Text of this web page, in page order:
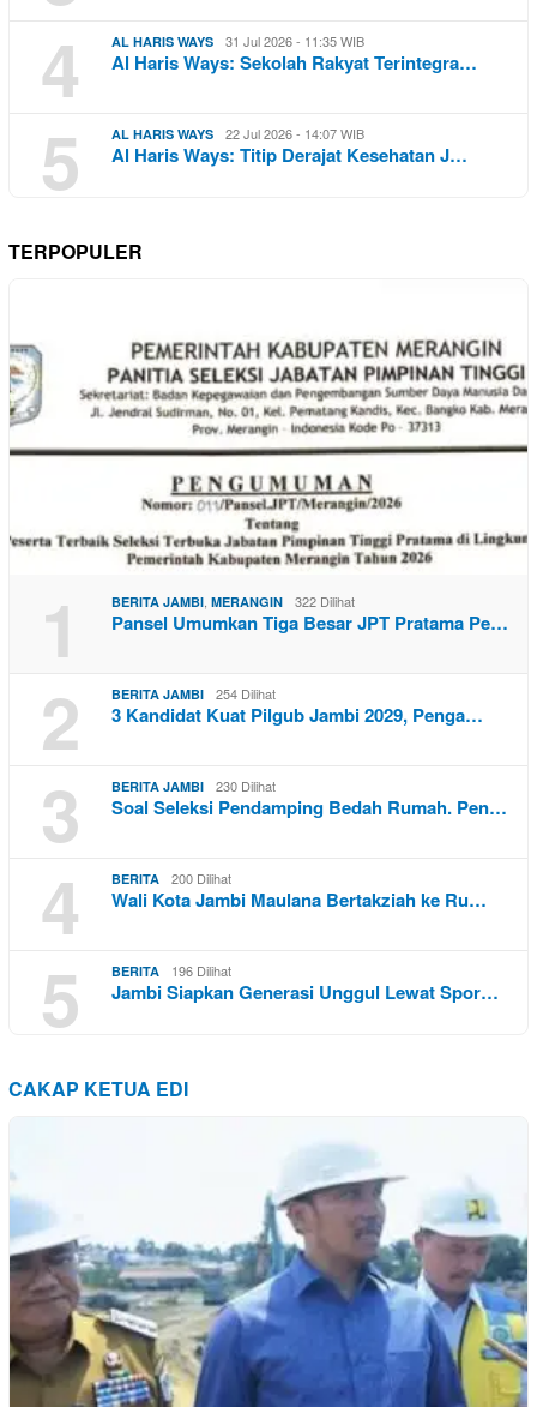
4
AL HARIS WAYS 31 Jul 2026 - 11:35 WIB
Al Haris Ways: Sekolah Rakyat Terintegra…
5 AL HARIS WAYS 22 Jul 2026 - 14:07 WIB
Al Haris Ways: Titip Derajat Kesehatan J…
TERPOPULER
1 BERITA JAMBI MERANGIN 322 Dilihat
Pansel Umumkan Tiga Besar JPT Pratama Pe…
2 BERITA JAMBI 254 Dilihat
3 Kandidat Kuat Pilgub Jambi 2029, Penga…
3 BERITA JAMBI 230 Dilihat
Soal Seleksi Pendamping Bedah Rumah. Pen…
4 BERITA 200 Dilihat
Wali Kota Jambi Maulana Bertakziah ke Ru…
5 BERITA 196 Dilihat
Jambi Siapkan Generasi Unggul Lewat Spor…
CAKAP KETUA EDI